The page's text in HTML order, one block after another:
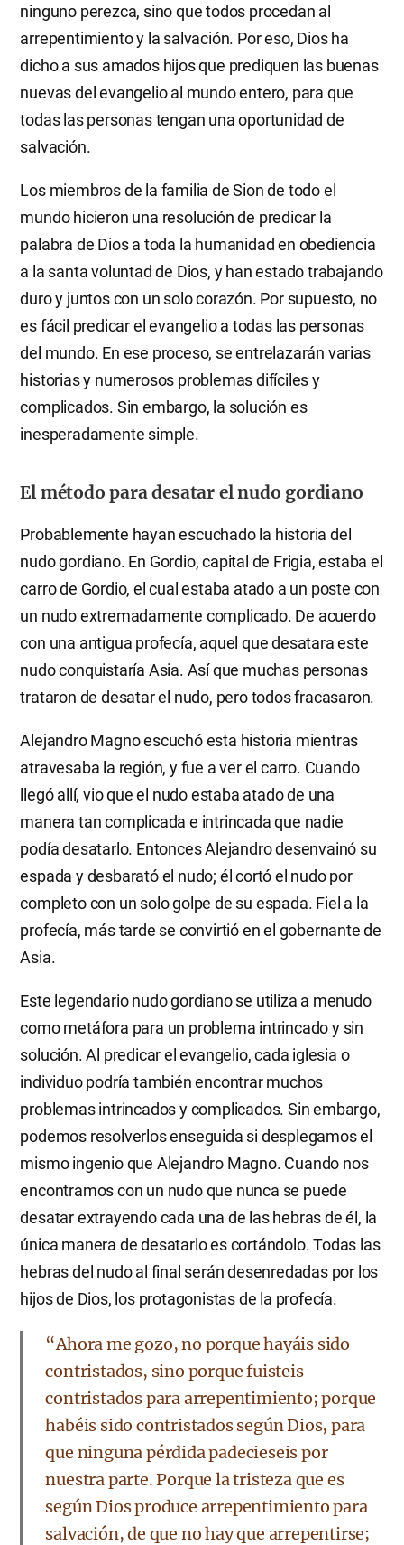
ninguno perezca, sino que todos procedan al
arrepentimiento y la salvación. Por eso, Dios ha
dicho a sus amados hijos que prediquen las buenas
nuevas del evangelio al mundo entero, para que
todas las personas tengan una oportunidad de
salvación.
Los miembros de la familia de Sion de todo el
mundo hicieron una resolución de predicar la
palabra de Dios a toda la humanidad en obediencia
a la santa voluntad de Dios, y han estado trabajando
duro y juntos con un solo corazón. Por supuesto, no
es fácil predicar el evangelio a todas las personas
del mundo. En ese proceso, se entrelazarán varias
historias y numerosos problemas difíciles y
complicados. Sin embargo, la solución es
inesperadamente simple.
El método para desatar el nudo gordiano
Probablemente hayan escuchado la historia del
nudo gordiano. En Gordio, capital de Frigia, estaba el
carro de Gordio, el cual estaba atado a un poste con
un nudo extremadamente complicado. De acuerdo
con una antigua profecía, aquel que desatara este
nudo conquistaría Asia. Así que muchas personas
trataron de desatar el nudo, pero todos fracasaron.
Alejandro Magno escuchó esta historia mientras
atravesaba la región, y fue a ver el carro. Cuando
llegó allí, vio que el nudo estaba atado de una
manera tan complicada e intrincada que nadie
podía desatarlo. Entonces Alejandro desenvainó su
espada y desbarató el nudo; él cortó el nudo por
completo con un solo golpe de su espada. Fiel a la
profecía, más tarde se convirtió en el gobernante de
Asia.
Este legendario nudo gordiano se utiliza a menudo
como metáfora para un problema intrincado y sin
solución. Al predicar el evangelio, cada iglesia o
individuo podría también encontrar muchos
problemas intrincados y complicados. Sin embargo,
podemos resolverlos enseguida si desplegamos el
mismo ingenio que Alejandro Magno. Cuando nos
encontramos con un nudo que nunca se puede
desatar extrayendo cada una de las hebras de él, la
única manera de desatarlo es cortándolo. Todas las
hebras del nudo al final serán desenredadas por los
hijos de Dios, los protagonistas de la profecía.
“Ahora me gozo, no porque hayáis sido
contristados, sino porque fuisteis
contristados para arrepentimiento; porque
habéis sido contristados según Dios, para
que ninguna pérdida padecieseis por
nuestra parte. Porque la tristeza que es
según Dios produce arrepentimiento para
salvación, de que no hay que arrepentirse;